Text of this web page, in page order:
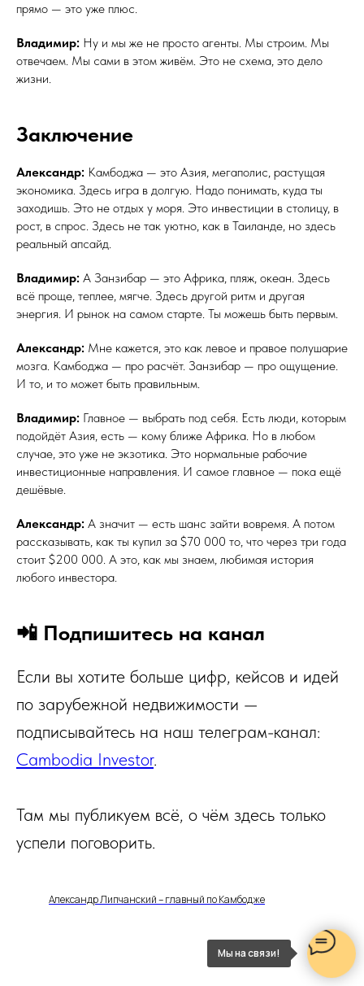
прямо — это уже плюс.
Владимир: Ну и мы же не просто агенты. Мы строим. Мы
отвечаем. Мы сами в этом живём. Это не схема, это дело
жизни.
Заключение
Александр: Камбоджа — это Азия, мегаполис, растущая
экономика. Здесь игра в долгую. Надо понимать, куда ты
заходишь. Это не отдых у моря. Это инвестиции в столицу, в
рост, в спрос. Здесь не так уютно, как в Таиланде, но здесь
реальный апсайд.
Владимир: А Занзибар — это Африка, пляж, океан. Здесь
всё проще, теплее, мягче. Здесь другой ритм и другая
энергия. И рынок на самом старте. Ты можешь быть первым.
Александр: Мне кажется, это как левое и правое полушарие
мозга. Камбоджа — про расчёт. Занзибар — про ощущение.
И то, и то может быть правильным.
Владимир: Главное — выбрать под себя. Есть люди, которым
подойдёт Азия, есть — кому ближе Африка. Но в любом
случае, это уже не экзотика. Это нормальные рабочие
инвестиционные направления. И самое главное — пока ещё
дешёвые.
Александр: А значит — есть шанс зайти вовремя. А потом
рассказывать, как ты купил за $70 000 то, что через три года
стоит $200 000. А это, как мы знаем, любимая история
любого инвестора.
📲 Подпишитесь на канал
Если вы хотите больше цифр, кейсов и идей
по зарубежной недвижимости —
подписывайтесь на наш телеграм-канал:
Cambodia Investor.
Там мы публикуем всё, о чём здесь только
успели поговорить.
Александр Липчанский – главный по Камбодже
Мы на связи!